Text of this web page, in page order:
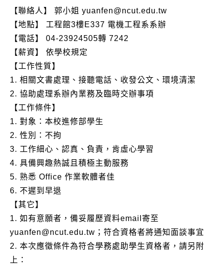
【聯絡人】 郭小姐 yuanfen@ncut.edu.tw
【地點】 工程館3樓E337 電機工程系系辦
【電話】 04-23924505轉 7242
【薪資】 依學校規定
【工作性質】
1. 相關文書處理、接聽電話、收發公文、環境清潔
2. 協助處理系辦內業務及臨時交辦事項
【工作條件】
1. 對象：本校進修部學生
2. 性別：不拘
3. 工作細心、認真、負責，肯虛心學習
4. 具備興趣熱誠且積極主動服務
5. 熟悉 Office 作業軟體者佳
6. 不遲到早退
【其它】
1. 如有意願者，備妥履歷資料email寄至
yuanfen@ncut.edu.tw；符合資格者將通知面談事宜
2. 本次應徵條件為符合學務處助學生資格者，請另附
上：